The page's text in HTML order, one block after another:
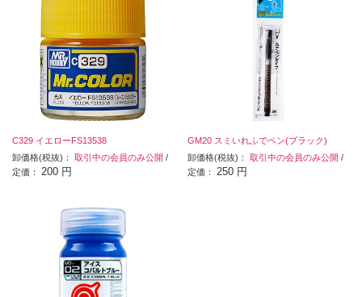
C329 イエローFS13538
卸価格(税抜)： 取引中の会員のみ公開 /
定価： 200 円
GM20 スミいれふでペン(ブラック)
卸価格(税抜)：取引中の会員のみ公開 /
定価： 250 円